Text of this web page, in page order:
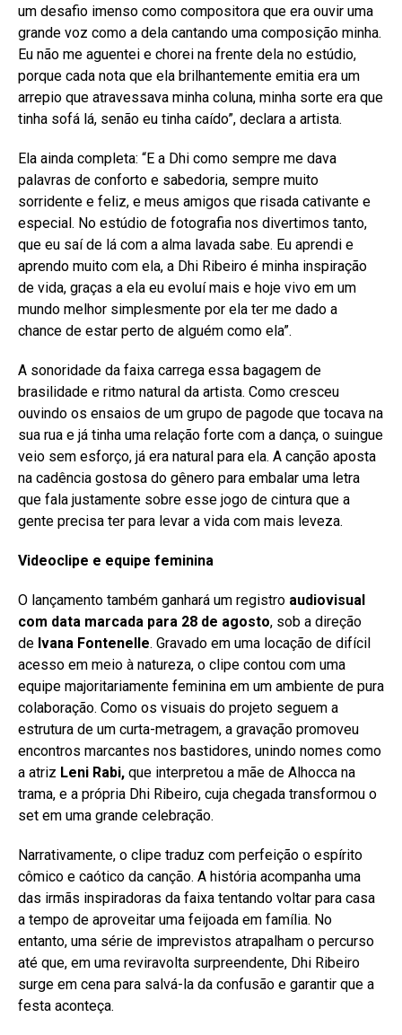
um desafio imenso como compositora que era ouvir uma
grande voz como a dela cantando uma composição minha.
Eu não me aguentei e chorei na frente dela no estúdio,
porque cada nota que ela brilhantemente emitia era um
arrepio que atravessava minha coluna, minha sorte era que
tinha sofá lá, senão eu tinha caído”, declara a artista.
Ela ainda completa: “E a Dhi como sempre me dava
palavras de conforto e sabedoria, sempre muito
sorridente e feliz, e meus amigos que risada cativante e
especial. No estúdio de fotografia nos divertimos tanto,
que eu saí de lá com a alma lavada sabe. Eu aprendi e
aprendo muito com ela, a Dhi Ribeiro é minha inspiração
de vida, graças a ela eu evoluí mais e hoje vivo em um
mundo melhor simplesmente por ela ter me dado a
chance de estar perto de alguém como ela”.
A sonoridade da faixa carrega essa bagagem de
brasilidade e ritmo natural da artista. Como cresceu
ouvindo os ensaios de um grupo de pagode que tocava na
sua rua e já tinha uma relação forte com a dança, o suingue
veio sem esforço, já era natural para ela. A canção aposta
na cadência gostosa do gênero para embalar uma letra
que fala justamente sobre esse jogo de cintura que a
gente precisa ter para levar a vida com mais leveza.
Videoclipe e equipe feminina
O lançamento também ganhará um registro audiovisual
com data marcada para 28 de agosto, sob a direção
de Ivana Fontenelle. Gravado em uma locação de difícil
acesso em meio à natureza, o clipe contou com uma
equipe majoritariamente feminina em um ambiente de pura
colaboração. Como os visuais do projeto seguem a
estrutura de um curta-metragem, a gravação promoveu
encontros marcantes nos bastidores, unindo nomes como
a atriz Leni Rabi, que interpretou a mãe de Alhocca na
trama, e a própria Dhi Ribeiro, cuja chegada transformou o
set em uma grande celebração.
Narrativamente, o clipe traduz com perfeição o espírito
cômico e caótico da canção. A história acompanha uma
das irmãs inspiradoras da faixa tentando voltar para casa
a tempo de aproveitar uma feijoada em família. No
entanto, uma série de imprevistos atrapalham o percurso
até que, em uma reviravolta surpreendente, Dhi Ribeiro
surge em cena para salvá-la da confusão e garantir que a
festa aconteça.